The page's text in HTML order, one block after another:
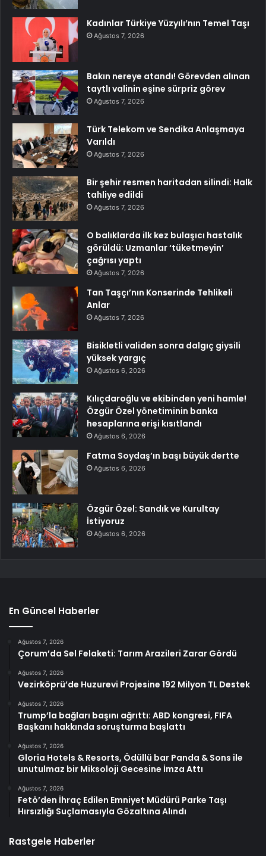
Kadınlar Türkiye Yüzyılı’nın Temel Taşı
Ağustos 7, 2026
Bakın nereye atandı! Görevden alınan
taytlı valinin eşine sürpriz görev
Ağustos 7, 2026
Türk Telekom ve Sendika Anlaşmaya
Varıldı
Ağustos 7, 2026
Bir şehir resmen haritadan silindi: Halk
tahliye edildi
Ağustos 7, 2026
O balıklarda ilk kez bulaşıcı hastalık
görüldü: Uzmanlar ‘tüketmeyin’
çağrısı yaptı
Ağustos 7, 2026
Tan Taşçı’nın Konserinde Tehlikeli
Anlar
Ağustos 7, 2026
Bisikletli validen sonra dalgıç giysili
yüksek yargıç
Ağustos 6, 2026
Kılıçdaroğlu ve ekibinden yeni hamle!
Özgür Özel yönetiminin banka
hesaplarına erişi kısıtlandı
Ağustos 6, 2026
Fatma Soydaş’ın başı büyük dertte
Ağustos 6, 2026
Özgür Özel: Sandık ve Kurultay
İstiyoruz
Ağustos 6, 2026
En Güncel Haberler
Ağustos 7, 2026
Çorum’da Sel Felaketi: Tarım Arazileri Zarar Gördü
Ağustos 7, 2026
Vezirköprü’de Huzurevi Projesine 192 Milyon TL Destek
Ağustos 7, 2026
Trump’la bağları başını ağrıttı: ABD kongresi, FIFA
Başkanı hakkında soruşturma başlattı
Ağustos 7, 2026
Gloria Hotels & Resorts, Ödüllü bar Panda & Sons ile
unutulmaz bir Miksoloji Gecesine İmza Attı
Ağustos 7, 2026
Fetö’den İhraç Edilen Emniyet Müdürü Parke Taşı
Hırsızlığı Suçlamasıyla Gözaltına Alındı
Rastgele Haberler